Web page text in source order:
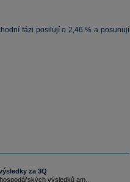
fázi posilují o 2,46 % a posunují
za 3Q
výsledků am...